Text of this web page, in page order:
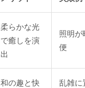
柔らかな光
で癒しを演
出
照明が
便
和の趣と快
乱雑に